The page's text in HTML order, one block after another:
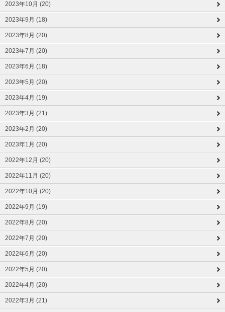
2023年10月 (20)
2023年9月 (18)
2023年8月 (20)
2023年7月 (20)
2023年6月 (18)
2023年5月 (20)
2023年4月 (19)
2023年3月 (21)
2023年2月 (20)
2023年1月 (20)
2022年12月 (20)
2022年11月 (20)
2022年10月 (20)
2022年9月 (19)
2022年8月 (20)
2022年7月 (20)
2022年6月 (20)
2022年5月 (20)
2022年4月 (20)
2022年3月 (21)